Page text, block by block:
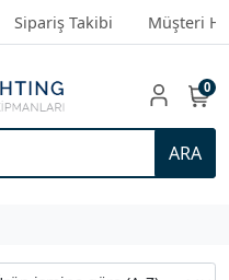
Sipariş Takibi Müşteri
ARA
0